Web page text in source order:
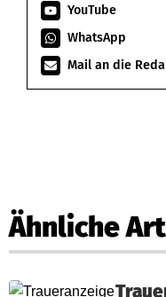
YouTube
WhatsApp
Mail an die
Ähnliche